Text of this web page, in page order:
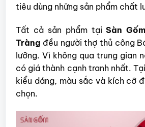
tiêu dùng những sản phẩm chất
Tất cả sản phẩm tạiSàn
Tràng đều người thợ thủ công
lưỡng. Vì không qua trung gian
có giá thành cạnh tranh nhất.
kiểu dáng, màu sắc và kích cỡ
chọn.